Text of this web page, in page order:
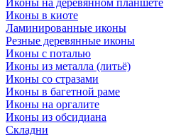
Иконы на деревянном планшете
Иконы в киоте
Ламинированные иконы
Резные деревянные иконы
Иконы с поталью
Иконы из металла (литьё)
Иконы со стразами
Иконы в багетной раме
Иконы на оргалите
Иконы из обсидиана
Складни